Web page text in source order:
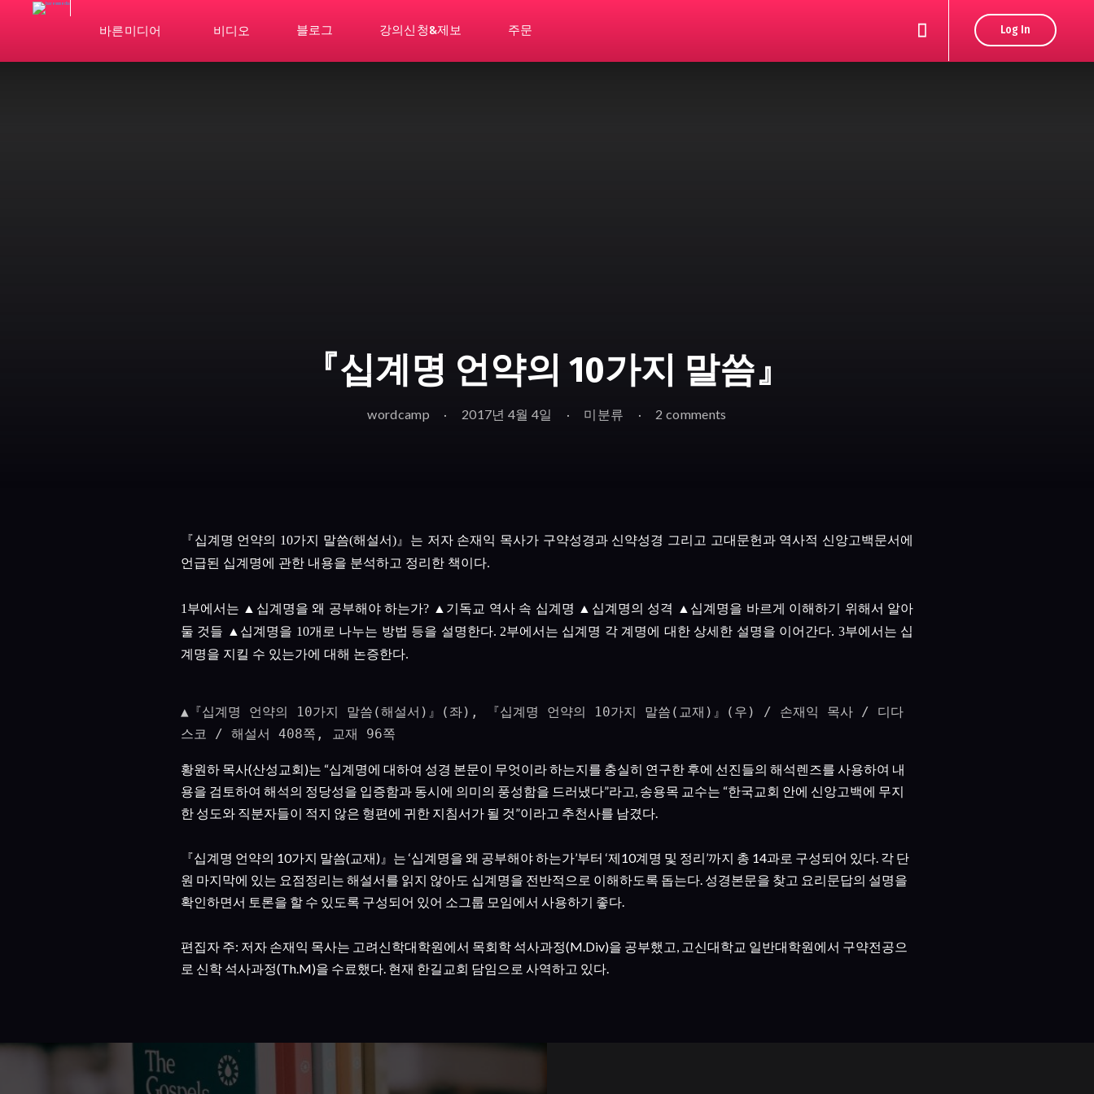
Log In
바른미디어 비디오 블로그 강의신청&제보 주문
『십계명 언약의 10가지 말씀』
wordcamp 2017년 4월 4일 미분류 2 comments
『십계명 언약의 10가지 말씀(해설서)』 는 저자 손재익 목사가 구약성경과 신약성경 그리고 고대문헌과 역사적 신앙고백문서에
언급된 십계명에 관한 내용을 분석하고 정리한 책이다.
1 부에서는 ▲ 십계명을 왜 공부해야 하는가? ▲ 기독교 역사 속 십계명 ▲ 십계명의 성격 ▲ 십계명을 바르게 이해하기 위해서 알아
둘 것들 ▲ 십계명을 10개로 나누는 방법 등을 설명한다. 2부에서는 십계명 각 계명에 대한 상세한 설명을 이어간다. 3부에서는 십
계명을 지킬 수 있는가에 대해 논증한다.
▲『십계명 언약의 10가지 말씀(해설서)』(좌), 『십계명 언약의 10가지 말씀(교재)』(우) / 손재익 목사 / 디다
스코 / 해설서 408쪽, 교재 96쪽
황원하 목사(산성교회)는 “십계명에 대하여 성경 본문이 무엇이라 하는지를 충실히 연구한 후에 선진들의 해석렌즈를 사용하여 내
용을 검토하여 해석의 정당성을 입증함과 동시에 의미의 풍성함을 드러냈다”라고, 송용목 교수는 “한국교회 안에 신앙고백에 무지
한 성도와 직분자들이 적지 않은 형편에 귀한 지침서가 될 것”이라고 추천사를 남겼다.
『십계명 언약의 10가지 말씀(교재)』는 ‘십계명을 왜 공부해야 하는가’부터 ‘제10계명 및 정리’까지 총 14과로 구성되어 있다. 각 단
원 마지막에 있는 요점정리는 해설서를 읽지 않아도 십계명을 전반적으로 이해하도록 돕는다. 성경본문을 찾고 요리문답의 설명을
확인하면서 토론을 할 수 있도록 구성되어 있어 소그룹 모임에서 사용하기 좋다.
편집자 주: 저자 손재익 목사는 고려신학대학원에서 목회학 석사과정(M.Div)을 공부했고, 고신대학교 일반대학원에서 구약전공으
로 신학 석사과정(Th.M)을 수료했다. 현재 한길교회 담임으로 사역하고 있다.